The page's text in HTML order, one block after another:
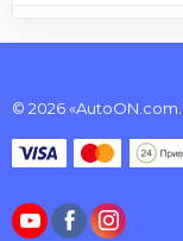
© 2026